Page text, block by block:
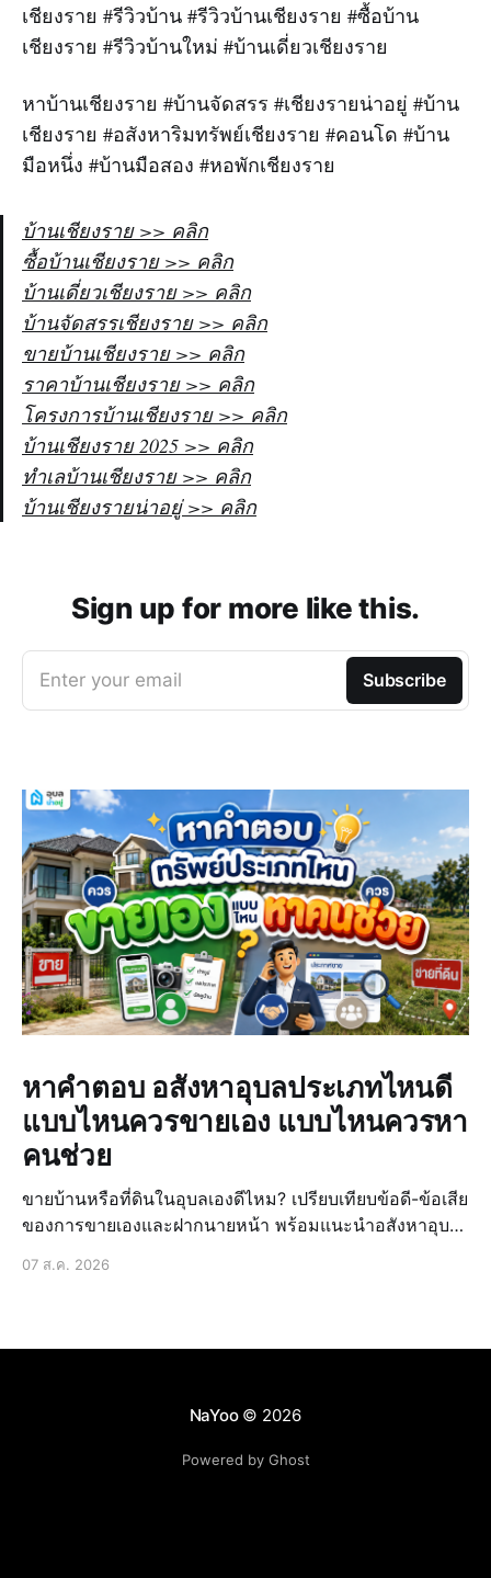
เชียงราย #รีวิวบ้าน #รีวิวบ้านเชียงราย #ซื้อบ้าน
เชียงราย #รีวิวบ้านใหม่ #บ้านเดี่ยวเชียงราย
หาบ้านเชียงราย #บ้านจัดสรร #เชียงรายน่าอยู่ #บ้าน
เชียงราย #อสังหาริมทรัพย์เชียงราย #คอนโด #บ้าน
มือหนึ่ง #บ้านมือสอง #หอพักเชียงราย
บ้านเชียงราย >> คลิก
ซื้อบ้านเชียงราย >> คลิก
บ้านเดี่ยวเชียงราย >> คลิก
บ้านจัดสรรเชียงราย >> คลิก
ขายบ้านเชียงราย >> คลิก
ราคาบ้านเชียงราย >> คลิก
โครงการบ้านเชียงราย >> คลิก
บ้านเชียงราย 2025 >> คลิก
ทำเลบ้านเชียงราย >> คลิก
บ้านเชียงรายน่าอยู่ >> คลิก
Sign up for more like this.
Enter your email Subscribe
หาคำตอบ อสังหาอุบลประเภทไหนดี
แบบไหนควรขายเอง แบบไหนควรหา
คนช่วย
ขายบ้านหรือที่ดินในอุบลเองดีไหม? เปรียบเทียบข้อดี-ข้อเสีย
ของการขายเองและฝากนายหน้า พร้อมแนะนำอสังหาอุบล
07 ส.ค. 2026
NaYoo© 2026
Powered by Ghost